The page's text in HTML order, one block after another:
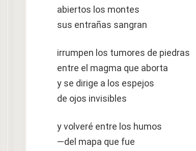
abiertos los montes
sus entrañas sangran
irrumpen los tumores de piedras
entre el magma que aborta
y se dirige a los espejos
de ojos invisibles
y volveré entre los humos
—del mapa que fue